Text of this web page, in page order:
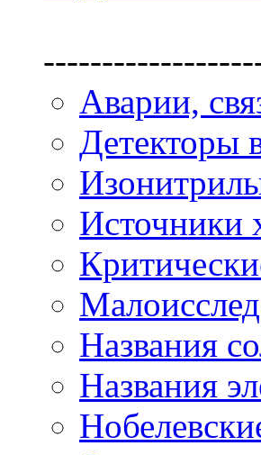
Аварии,
Детекторы
Источники
Названия
Названия